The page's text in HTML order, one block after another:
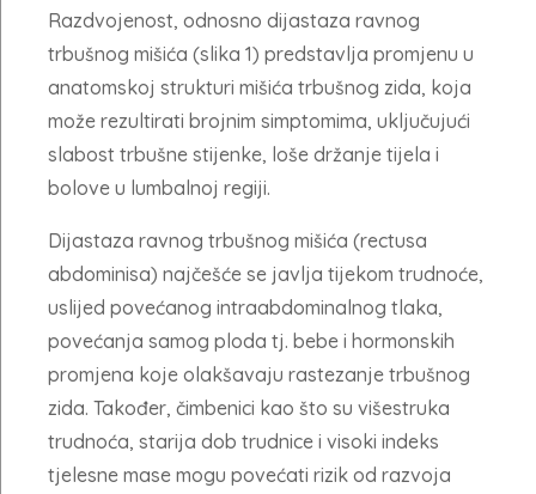
Razdvojenost, odnosno dijastaza ravnog
trbušnog mišića (slika 1) predstavlja promjenu u
anatomskoj strukturi mišića trbušnog zida, koja
može rezultirati brojnim simptomima, uključujući
slabost trbušne stijenke, loše držanje tijela i
bolove u lumbalnoj regiji.
Dijastaza ravnog trbušnog mišića (rectusa
abdominisa) najčešće se javlja tijekom trudnoće,
uslijed povećanog intraabdominalnog tlaka,
povećanja samog ploda tj. bebe i hormonskih
promjena koje olakšavaju rastezanje trbušnog
zida. Također, čimbenici kao što su višestruka
trudnoća, starija dob trudnice i visoki indeks
tjelesne mase mogu povećati rizik od razvoja